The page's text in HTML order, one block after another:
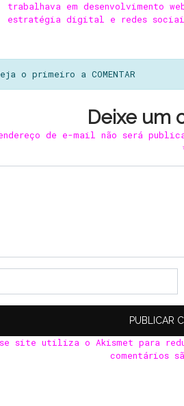
trabalhava em desenvolvimento
estratégia digital e redes
o primeiro a COMENTAR
Deixe um
de e-mail não será
site utiliza o Akismet para
comentários